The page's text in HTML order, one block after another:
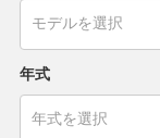
年式